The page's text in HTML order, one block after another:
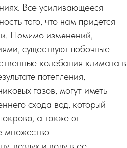
Все усиливающееся
того, что нам придется
Помимо изменений,
существуют побочные
колебания климата в
потепления,
газов, могут иметь
схода вод, который
а также от
множество
воздух и воду в ее